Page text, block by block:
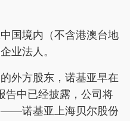
国境内（不含港澳台地
业法人。
外方股东，诺基亚早在
告中已经披露，公司将
——诺基亚上海贝尔股份